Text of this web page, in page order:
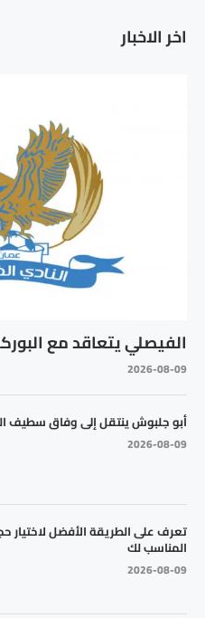
اخر الاخبار
الفيصلي يتعاقد مع
2026-08-09
أبو جلبوش ينتقل إلى وفاق سطيف
2026-08-09
تعرف على الطريقة الأفضل لاختيار
المناسب لك
2026-08-09